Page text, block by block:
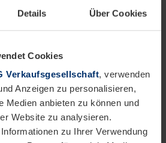
Details Über Cookies
Cookies
Verkaufsgesellschaft, verwenden
Anzeigen zu personalisieren,
Medien anbieten zu können und
Website zu analysieren.
zu Ihrer Verwendung
entwarf die Schrift
ohne Großbuchstaben.